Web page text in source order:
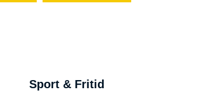
Sport & Fritid